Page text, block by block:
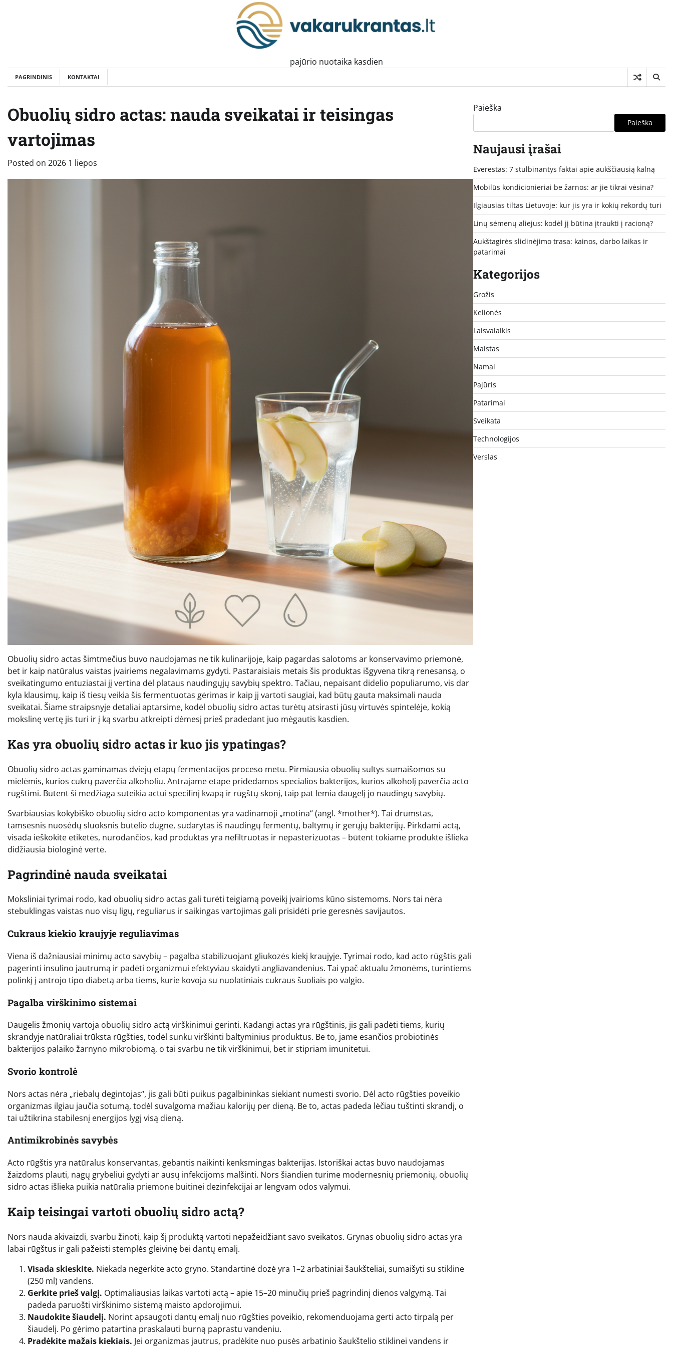
pajūrio nuotaika kasdien
PAGRINDINIS KONTAKTAI
Obuolių sidro actas: nauda sveikatai ir teisingas
vartojimas
Posted on 2026 1 liepos
Obuolių sidro actas šimtmečius buvo naudojamas ne tik kulinarijoje, kaip pagardas salotoms ar konservavimo priemonė,
bet ir kaip natūralus vaistas įvairiems negalavimams gydyti. Pastaraisiais metais šis produktas išgyvena tikrą renesansą, o
sveikatingumo entuziastai jį vertina dėl plataus naudingųjų savybių spektro. Tačiau, nepaisant didelio populiarumo, vis dar
kyla klausimų, kaip iš tiesų veikia šis fermentuotas gėrimas ir kaip jį vartoti saugiai, kad būtų gauta maksimali nauda
sveikatai. Šiame straipsnyje detaliai aptarsime, kodėl obuolių sidro actas turėtų atsirasti jūsų virtuvės spintelėje, kokią
mokslinę vertę jis turi ir į ką svarbu atkreipti dėmesį prieš pradedant juo mėgautis kasdien.
Kas yra obuolių sidro actas ir kuo jis ypatingas?
Obuolių sidro actas gaminamas dviejų etapų fermentacijos proceso metu. Pirmiausia obuolių sultys sumaišomos su
mielėmis, kurios cukrų paverčia alkoholiu. Antrajame etape pridedamos specialios bakterijos, kurios alkoholį paverčia acto
rūgštimi. Būtent ši medžiaga suteikia actui specifinį kvapą ir rūgštų skonį, taip pat lemia daugelį jo naudingų savybių.
Svarbiausias kokybiško obuolių sidro acto komponentas yra vadinamoji „motina“ (angl. *mother*). Tai drumstas,
tamsesnis nuosėdų sluoksnis butelio dugne, sudarytas iš naudingų fermentų, baltymų ir gerųjų bakterijų. Pirkdami actą,
visada ieškokite etiketės, nurodančios, kad produktas yra nefiltruotas ir nepasterizuotas – būtent tokiame produkte išlieka
didžiausia biologinė vertė.
Pagrindinė nauda sveikatai
Moksliniai tyrimai rodo, kad obuolių sidro actas gali turėti teigiamą poveikį įvairioms kūno sistemoms. Nors tai nėra
stebuklingas vaistas nuo visų ligų, reguliarus ir saikingas vartojimas gali prisidėti prie geresnės savijautos.
Cukraus kiekio kraujyje reguliavimas
Viena iš dažniausiai minimų acto savybių – pagalba stabilizuojant gliukozės kiekį kraujyje. Tyrimai rodo, kad acto rūgštis gali
pagerinti insulino jautrumą ir padėti organizmui efektyviau skaidyti angliavandenius. Tai ypač aktualu žmonėms, turintiems
polinkį į antrojo tipo diabetą arba tiems, kurie kovoja su nuolatiniais cukraus šuoliais po valgio.
Pagalba virškinimo sistemai
Daugelis žmonių vartoja obuolių sidro actą virškinimui gerinti. Kadangi actas yra rūgštinis, jis gali padėti tiems, kurių
skrandyje natūraliai trūksta rūgšties, todėl sunku virškinti baltyminius produktus. Be to, jame esančios probiotinės
bakterijos palaiko žarnyno mikrobiomą, o tai svarbu ne tik virškinimui, bet ir stipriam imunitetui.
Svorio kontrolė
Nors actas nėra „riebalų degintojas“, jis gali būti puikus pagalbininkas siekiant numesti svorio. Dėl acto rūgšties poveikio
organizmas ilgiau jaučia sotumą, todėl suvalgoma mažiau kalorijų per dieną. Be to, actas padeda lėčiau tuštinti skrandį, o
tai užtikrina stabilesnį energijos lygį visą dieną.
Antimikrobinės savybės
Acto rūgštis yra natūralus konservantas, gebantis naikinti kenksmingas bakterijas. Istoriškai actas buvo naudojamas
žaizdoms plauti, nagų grybeliui gydyti ar ausų infekcijoms malšinti. Nors šiandien turime modernesnių priemonių, obuolių
sidro actas išlieka puikia natūralia priemone buitinei dezinfekcijai ar lengvam odos valymui.
Kaip teisingai vartoti obuolių sidro actą?
Nors nauda akivaizdi, svarbu žinoti, kaip šį produktą vartoti nepažeidžiant savo sveikatos. Grynas obuolių sidro actas yra
labai rūgštus ir gali pažeisti stemplės gleivinę bei dantų emalį.
Visada skieskite. Niekada negerkite acto gryno. Standartinė dozė yra 1–2 arbatiniai šaukšteliai, sumaišyti su stikline
(250 ml) vandens.
Gerkite prieš valgį. Optimaliausias laikas vartoti actą – apie 15–20 minučių prieš pagrindinį dienos valgymą. Tai
padeda paruošti virškinimo sistemą maisto apdorojimui.
Naudokite šiaudelį. Norint apsaugoti dantų emalį nuo rūgšties poveikio, rekomenduojama gerti acto tirpalą per
šiaudelį. Po gėrimo patartina praskalauti burną paprastu vandeniu.
Pradėkite mažais kiekiais. Jei organizmas jautrus, pradėkite nuo pusės arbatinio šaukštelio stiklinei vandens ir
Paieška
Paieška
Naujausi įrašai
Everestas: 7 stulbinantys faktai apie aukščiausią kalną
Mobilūs kondicionieriai be žarnos: ar jie tikrai vėsina?
Ilgiausias tiltas Lietuvoje: kur jis yra ir kokių rekordų turi
Linų sėmenų aliejus: kodėl jį būtina įtraukti į racioną?
Aukštagirės slidinėjimo trasa: kainos, darbo laikas ir
patarimai
Kategorijos
Grožis
Kelionės
Laisvalaikis
Maistas
Namai
Pajūris
Patarimai
Sveikata
Technologijos
Verslas